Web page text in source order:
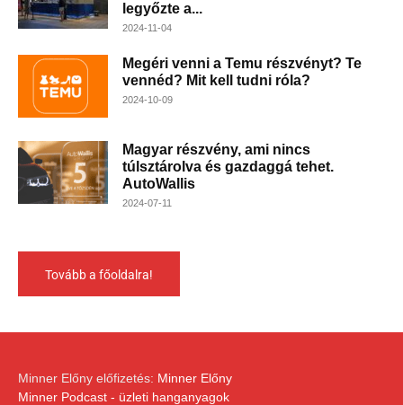
legyőzte a...
2024-11-04
Megéri venni a Temu részvényt? Te
vennéd? Mit kell tudni róla?
2024-10-09
Magyar részvény, ami nincs
túlsztárolva és gazdaggá tehet.
AutoWallis
2024-07-11
Tovább a főoldalra!
Minner Előny előfizetés: Minner Előny
Minner Podcast - üzleti hanganyagok